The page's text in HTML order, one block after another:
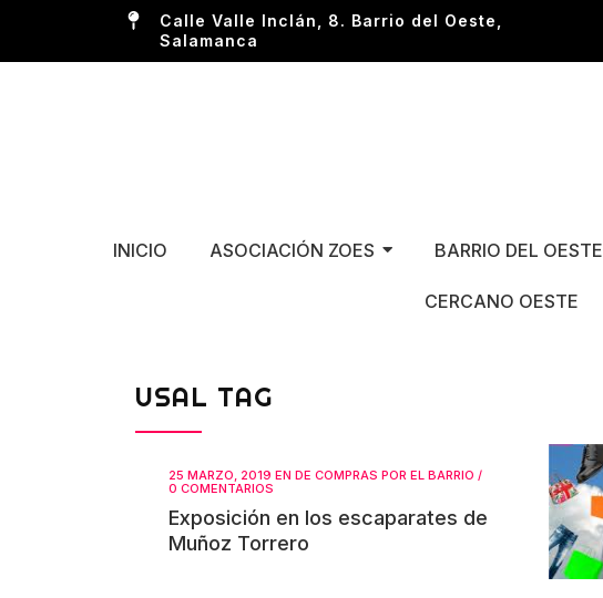
Calle Valle Inclán, 8. Barrio del Oeste,
Salamanca
INICIO ASOCIACIÓN ZOES BARRIO DEL OESTE
CERCANO OESTE
USAL TAG
25 MARZO, 2019 EN DE COMPRAS POR EL BARRIO /
0 COMENTARIOS
Exposición en los escaparates de
Muñoz Torrero